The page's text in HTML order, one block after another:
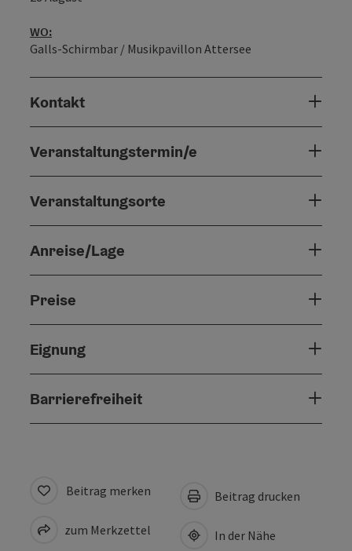
WO:
Galls-Schirmbar / Musikpavillon Attersee
Kontakt
Veranstaltungstermin/e
Veranstaltungsorte
Anreise/Lage
Preise
Eignung
Barrierefreiheit
Beitrag merken
zum Merkzettel
Beitrag drucken
In der Nähe